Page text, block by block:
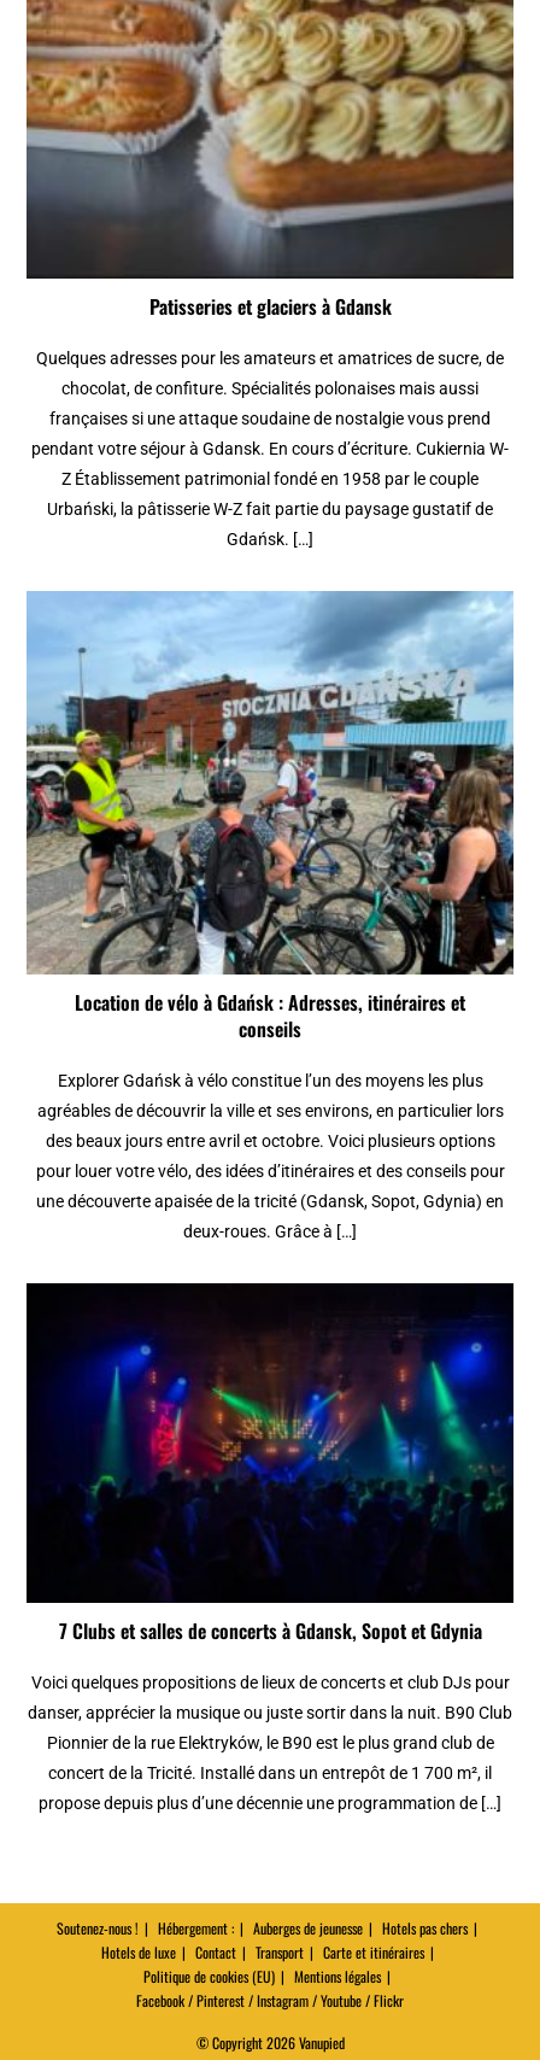
Patisseries et glaciers à Gdansk
Quelques adresses pour les amateurs et amatrices de sucre, de
chocolat, de confiture. Spécialités polonaises mais aussi
françaises si une attaque soudaine de nostalgie vous prend
pendant votre séjour à Gdansk. En cours d’écriture. Cukiernia W-
Z Établissement patrimonial fondé en 1958 par le couple
Urbański, la pâtisserie W-Z fait partie du paysage gustatif de
Gdańsk. […]
Location de vélo à Gdańsk : Adresses, itinéraires et
conseils
Explorer Gdańsk à vélo constitue l’un des moyens les plus
agréables de découvrir la ville et ses environs, en particulier lors
des beaux jours entre avril et octobre. Voici plusieurs options
pour louer votre vélo, des idées d’itinéraires et des conseils pour
une découverte apaisée de la tricité (Gdansk, Sopot, Gdynia) en
deux-roues. Grâce à […]
7 Clubs et salles de concerts à Gdansk, Sopot et Gdynia
Voici quelques propositions de lieux de concerts et club DJs pour
danser, apprécier la musique ou juste sortir dans la nuit. B90 Club
Pionnier de la rue Elektryków, le B90 est le plus grand club de
concert de la Tricité. Installé dans un entrepôt de 1 700 m², il
propose depuis plus d’une décennie une programmation de […]
Soutenez-nous ! Hébergement : Auberges de jeunesse
Hotels pas chers
Hotels de luxe
Contact Transport
Carte et itinéraires
Politique de cookies (EU)
Mentions légales
Facebook / Pinterest / Instagram / Youtube / Flickr
© Copyright 2026 Vanupied